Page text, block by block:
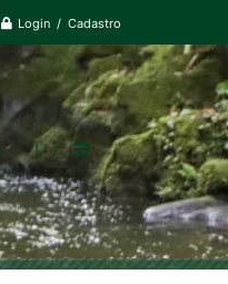
Login / Cadastro